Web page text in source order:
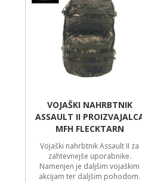
VOJAŠKI NAHRBTNIK
ASSAULT II
MFH FLECKTARN
Vojaški nahrbtnik Assault II za
zahtevnejše uporabnike.
Namenjen je daljšim vojaškim
akcijam ter daljšim pohodom.